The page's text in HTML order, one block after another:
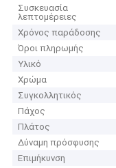
Συσκευασία
λεπτομέρειες
Χρόνος παράδοσης
Όροι πληρωμής
Υλικό
Χρώμα
Συγκολλητικός
Πάχος
Πλάτος
Δύναμη πρόσφυσης
Επιμήκυνση